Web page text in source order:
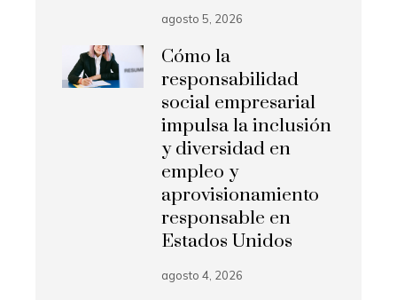
agosto 5, 2026
Cómo la
responsabilidad
social empresarial
impulsa la inclusión
y diversidad en
empleo y
aprovisionamiento
responsable en
Estados Unidos
agosto 4, 2026